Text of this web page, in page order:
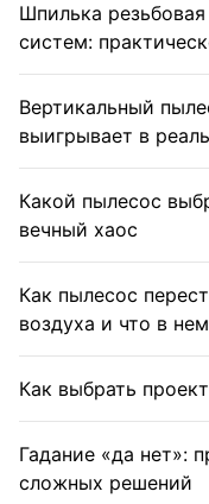
Шпилька
систем:
Вертикальный
выигрывает в
Какой пылесос
вечный хаос
Как пылесос
воздуха и что в
Как выбрать
Гадание «да нет»:
сложных решений